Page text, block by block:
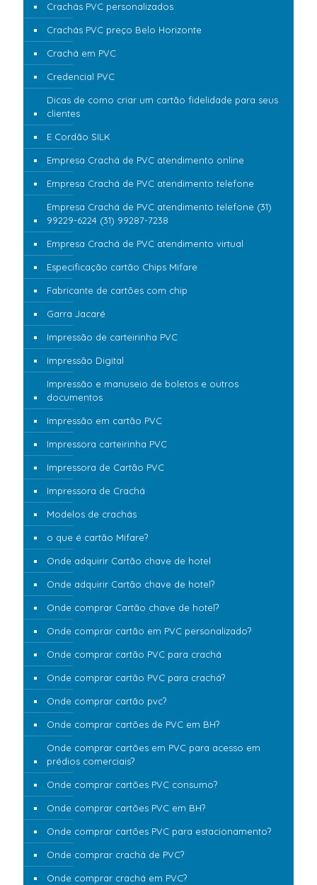
Crachás PVC personalizados
Crachás PVC preço Belo Horizonte
Crachá em PVC
Credencial PVC
Dicas de como criar um cartão fidelidade para seus
clientes
E Cordão SILK
Empresa Crachá de PVC atendimento online
Empresa Crachá de PVC atendimento telefone
Empresa Crachá de PVC atendimento telefone (31)
99229-6224 (31) 99287-7238
Empresa Crachá de PVC atendimento virtual
Especificação cartão Chips Mifare
Fabricante de cartões com chip
Garra Jacaré
Impressão de carteirinha PVC
Impressão Digital
Impressão e manuseio de boletos e outros
documentos
Impressão em cartão PVC
Impressora carteirinha PVC
Impressora de Cartão PVC
Impressora de Crachá
Modelos de crachás
o que é cartão Mifare?
Onde adquirir Cartão chave de hotel
Onde adquirir Cartão chave de hotel?
Onde comprar Cartão chave de hotel?
Onde comprar cartão em PVC personalizado?
Onde comprar cartão PVC para crachá
Onde comprar cartão PVC para crachá?
Onde comprar cartão pvc?
Onde comprar cartões de PVC em BH?
Onde comprar cartões em PVC para acesso em
prédios comerciais?
Onde comprar cartões PVC consumo?
Onde comprar cartões PVC em BH?
Onde comprar cartões PVC para estacionamento?
Onde comprar crachá de PVC?
Onde comprar crachá em PVC?